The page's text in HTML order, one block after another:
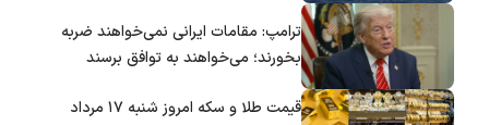
ترامپ: مقامات ایرانی نمی‌خواهند ضربه
بخورند؛ می‌خواهند به توافق برسند
قیمت طلا و سکه امروز شنبه ۱۷ مرداد